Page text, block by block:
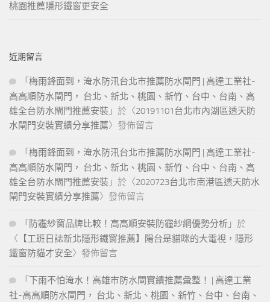
桃園推薦隱形鐵窗更安全
近期留言
「 梅雨鋒面到，淹水防汛台北市推薦防水閘門 | 高達工業社-
高高順防水閘門， 台北、新北、桃園、新竹、台中、台南、高
雄全台防水閘門推薦安裝 」於〈20191101台北市內湖區透天防
水閘門安裝實績分享推薦〉發佈留言
「 梅雨鋒面到，淹水防汛台北市推薦防水閘門 | 高達工業社-
高高順防水閘門， 台北、新北、桃園、新竹、台中、台南、高
雄全台防水閘門推薦安裝 」於〈2020723台北市南港區透天防水
閘門安裝實績分享推薦〉發佈留言
「 防霾紗窗品牌比較！高高順安裝防霾紗網優勢分析 」於
〈 【工班日誌新北隱形鐵窗推薦】陽台是貓咪的大電視，隱形
鐵窗防貓才安全〉發佈留言
「
下雨不怕淹水！高雄市防水閘實績推薦彙整！ | 高達工業
社-高高順防水閘門， 台北、新北、桃園、新竹、台中、台南、